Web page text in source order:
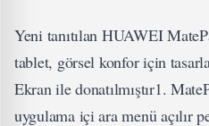
Yeni tanıtılan HUAWEI
tablet, görsel konfor için
Ekran ile donatılmıştır1.
uygulama içi ara menü açılır